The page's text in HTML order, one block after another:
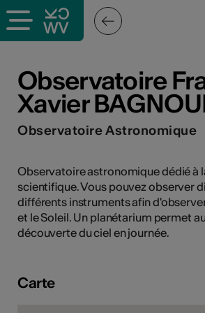
pros
Observatoire
Xavier
Observatoire Astronomique
Observatoire astronomique dédié à
scientifique. Vous pouvez observer
différents instruments afin
et le Soleil. Un planétarium permet
découverte du ciel en journée.
Carte